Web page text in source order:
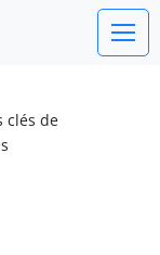
clés de